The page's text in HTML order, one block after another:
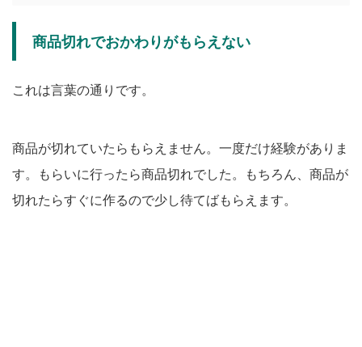
商品切れでおかわりがもらえない
これは言葉の通りです。
商品が切れていたらもらえません。一度だけ経験がありま
す。もらいに行ったら商品切れでした。もちろん、商品が
切れたらすぐに作るので少し待てばもらえます。